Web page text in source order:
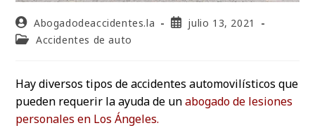
Abogadodeaccidentes.la
julio 13, 2021
Accidentes de auto
Hay diversos tipos de accidentes automovilísticos que
pueden requerir la ayuda de unabogado de lesiones
personales en Los Ángeles.